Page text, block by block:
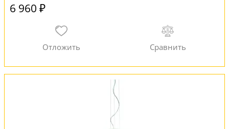
6 960 ₽